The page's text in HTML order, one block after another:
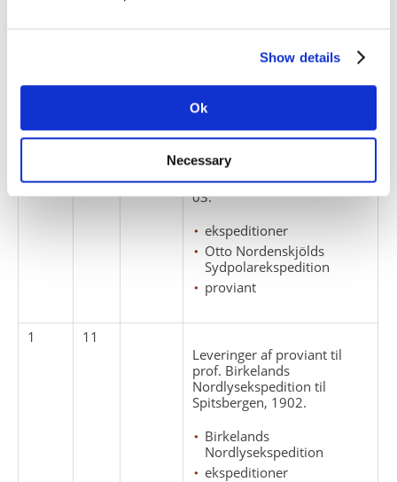
Show details
Ok
Necessary
drygalski's
ekspeditioner
proviant
1
10
Otto Nordenskjölds
Sydpolarekspedition, 1901-
03.
ekspeditioner
Otto Nordenskjölds
Sydpolarekspedition
proviant
1
11
Leveringer af proviant til
prof. Birkelands
Nordlysekspedition til
Spitsbergen, 1902.
Birkelands
Nordlysekspedition
ekspeditioner